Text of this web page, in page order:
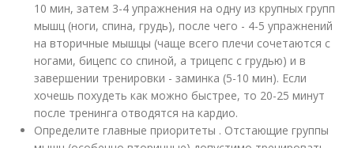
10 мин, затем 3-4 упражнения на одну из крупных групп
мышц (ноги, спина, грудь), после чего - 4-5 упражнений
на вторичные мышцы (чаще всего плечи сочетаются с
ногами, бицепс со спиной, а трицепс с грудью) и в
завершении тренировки - заминка (5-10 мин). Если
хочешь похудеть как можно быстрее, то 20-25 минут
после тренинга отводятся на кардио.
Определите главные приоритеты . Отстающие группы